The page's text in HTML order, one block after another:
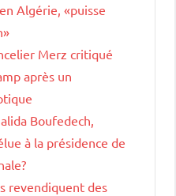
Algérie, «puisse
Merz critiqué
après un
Boufedech,
à la présidence de
revendiquent des